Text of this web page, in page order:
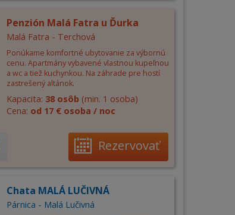
Penzión Malá Fatra u Ďurka
Malá Fatra - Terchová
Ponúkame komfortné ubytovanie za výbornú
cenu. Apartmány vybavené vlastnou kupeľnou
a wc a tiež kuchynkou. Na záhrade pre hostí
zastrešený altánok.
Kapacita: 38 osôb (min. 1 osoba)
Cena: od 17 € osoba / noc
Rezervovať
Chata MALÁ LUČIVNÁ
Párnica - Malá Lučivná